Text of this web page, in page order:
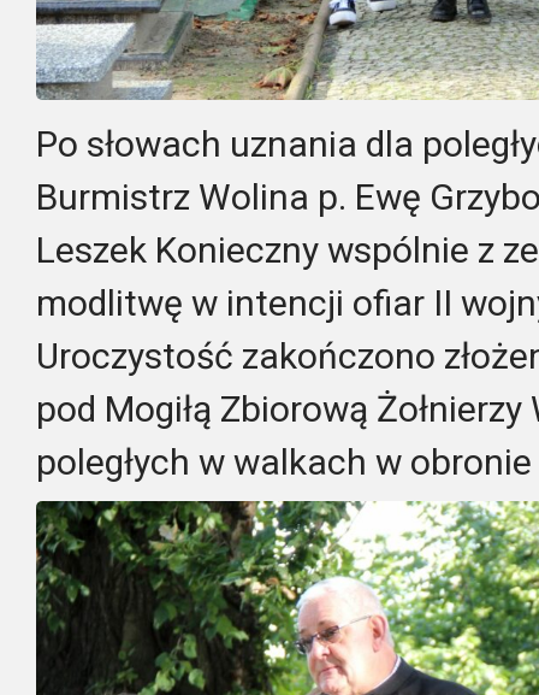
Po słowach uznania dla
Burmistrz Wolina p. Ewę
Leszek Konieczny wspólnie z
modlitwę w intencji ofiar II
Uroczystość zakończono
pod Mogiłą Zbiorową
poległych w walkach w